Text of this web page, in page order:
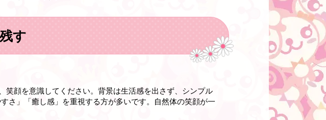
す
笑顔を意識してください。背景は生活感を出さず、シンプル
さ」「癒し感」を重視する方が多いです。自然体の笑顔が一